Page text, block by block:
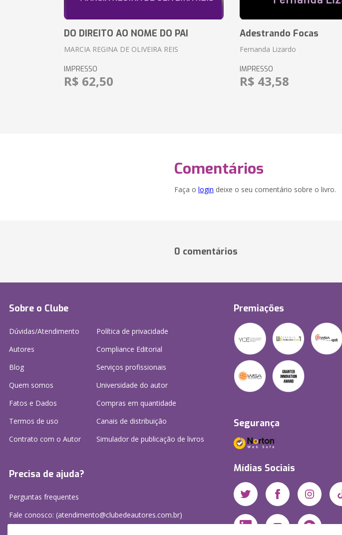
DO DIREITO AO NOME DO PAI
MARCIA REGINA DE OLIVEIRA REIS
IMPRESSO
R$ 62,50
Adestrando Focas
Fernanda Lizardo
IMPRESSO
R$ 43,58
Comentários
Faça o login deixe o seu comentário sobre o livro.
0 comentários
Sobre o Clube
Dúvidas/Atendimento
Autores
Blog
Quem somos
Fatos e Dados
Termos de uso
Contrato com o Autor
Política de privacidade
Compliance Editorial
Serviços profissionais
Universidade do autor
Compras em quantidade
Canais de distribuição
Simulador de publicação de livros
Precisa de ajuda?
Perguntas frequentes
Fale conosco: (atendimento@clubedeautores.com.br)
Premiações
Segurança
Mídias Sociais